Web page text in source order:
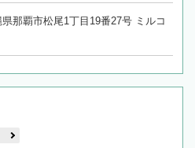
那覇市松尾1丁目19番27号 ミルコ